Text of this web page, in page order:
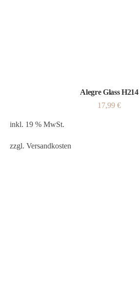
Alegre Glass H214
17,99 €
inkl. 19 % MwSt.
zzgl. Versandkosten